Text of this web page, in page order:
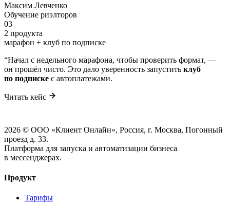
Максим Левченко
Обучение риэлторов
03
2 продукта
марафон + клуб по подписке
“Начал с недельного марафона, чтобы проверить формат, —
он прошёл чисто. Это дало уверенность запустить клуб
по подписке с автоплатежами.
Читать кейс
2026 © ООО «Клиент Онлайн», Россия, г. Москва, Погонный
проезд д. 33.
Платформа для запуска и автоматизации бизнеса
в мессенджерах.
Продукт
Тарифы